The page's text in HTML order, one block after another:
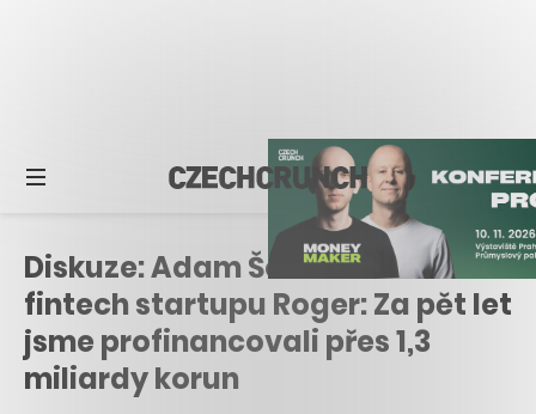
Diskuze: Adam Šoukal z českého
fintech startupu Roger: Za pět let
jsme profinancovali přes 1,3
miliardy korun